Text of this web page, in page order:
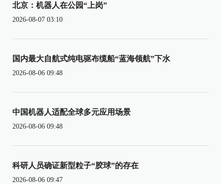
北京：机器人在公园“上岗”
2026-08-07 03:10
国内最大自航式纯电驱布缆船“蓝海领航”下水
2026-08-06 09:48
中国机器人适配全球多元应用场景
2026-08-06 09:48
科研人员确证新型粒子“胶球”的存在
2026-08-06 09:47